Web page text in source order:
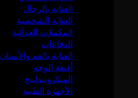
العناية بالرجال
العناية الشخصية
المكملات الغذائية
الدفاعات
العناية بالفم والأسنان
أقنعة الوجه
الميكرونيدلينج
الأجهزة الطبية